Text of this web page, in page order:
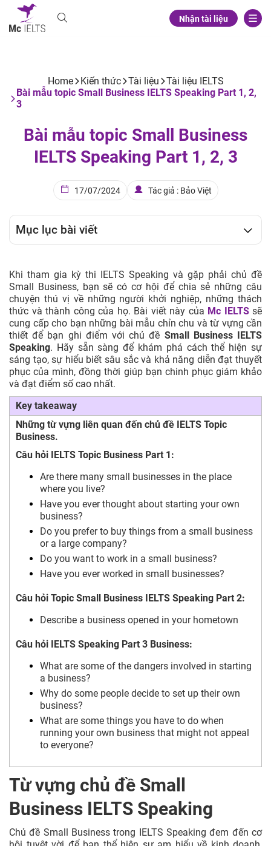
Nhận tài liệu
Home Kiến thức Tài liệu
Tài liệu IELTS
Bài mẫu topic Small Business IELTS Speaking Part 1, 2,
3
Bài mẫu topic Small Business
IELTS Speaking Part 1, 2, 3
17/07/2024 Tác giả : Bảo Việt
Mục lục bài viết
Khi tham gia kỳ thi IELTS Speaking và gặp phải chủ đề
Small Business, bạn sẽ có cơ hội để chia sẻ những câu
chuyện thú vị về những người khởi nghiệp, những thách
thức và thành công của họ. Bài viết này của Mc IELTSsẽ
cung cấp cho bạn những bài mẫu chỉn chu và từ vựng cần
thiết để bạn ghi điểm với chủ đề Small Business IELTS
Speaking. Hãy sẵn sàng để khám phá cách thể hiện sự
sáng tạo, sự hiểu biết sâu sắc và khả năng diễn đạt thuyết
phục của mình, đồng thời giúp bạn chinh phục giám khảo
và đạt điểm số cao nhất.
Key takeaway
Những từ vựng liên quan đến chủ đề IELTS Topic
Business.
Câu hỏi IELTS Topic Business Part 1:
Are there many small businesses in the place
where you live?
Have you ever thought about starting your own
business?
Do you prefer to buy things from a small business
or a large company?
Do you want to work in a small business?
Have you ever worked in small businesses?
Câu hỏi Topic Small Business IELTS Speaking Part 2:
Describe a business opened in your hometown
Câu hỏi IELTS Speaking Part 3 Business:
What are some of the dangers involved in starting
a business?
Why do some people decide to set up their own
business?
What are some things you have to do when
running your own business that might not appeal
to everyone?
Từ vựng chủ đề Small
Business IELTS Speaking
Chủ đề Small Business trong IELTS Speaking đem đến cơ